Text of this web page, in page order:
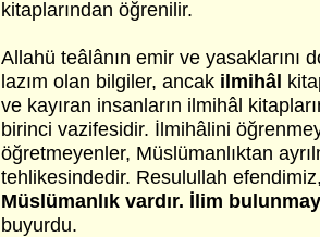
kitaplarından öğrenilir.
Allahü teâlânın emir ve yasaklarını
lazım olan bilgiler, ancak ilmihâl
ve kayıran insanların ilmihâl
birinci vazifesidir. İlmihâlini
öğretmeyenler, Müslümanlıktan
tehlikesindedir. Resulullah efendimiz,
Müslümanlık vardır. İlim
buyurdu.